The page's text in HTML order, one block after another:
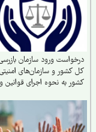
ورود سازمان بازرسی
و سازمان‌های امنیتی
به نحوه اجرای قوانین و
اجتماعی